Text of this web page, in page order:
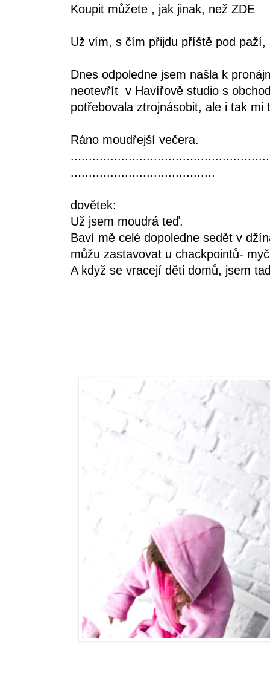
Koupit můžete , jak jinak, než ZDE
Už vím, s čím přijdu příště pod
Dnes odpoledne jsem našla k
neotevřít v Havířově studio s
potřebovala ztrojnásobit, ale i tak mi
Ráno moudřejší večera.
........................................
dovětek:
Už jsem moudrá teď.
Baví mě celé dopoledne sedět v
můžu zastavovat u chackpointů-
A když se vracejí děti domů, jsem